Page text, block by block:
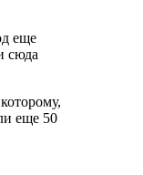
еще
сюда
еще 50